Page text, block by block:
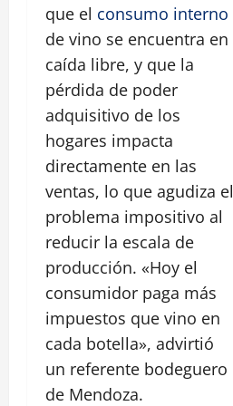
que el consumo interno
de vino se encuentra en
caída libre, y que la
pérdida de poder
adquisitivo de los
hogares impacta
directamente en las
ventas, lo que agudiza el
problema impositivo al
reducir la escala de
producción. «Hoy el
consumidor paga más
impuestos que vino en
cada botella», advirtió
un referente bodeguero
de Mendoza.